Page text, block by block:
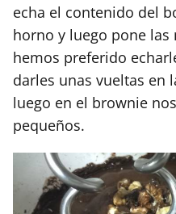
echa el contenido del
horno y luego pone
hemos preferido
darles unas vueltas en
luego en el brownie
pequeños.